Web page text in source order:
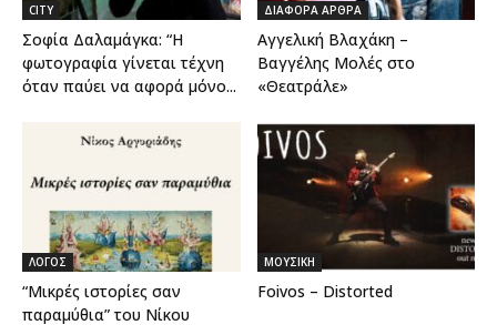
CITY
Σοφία Δαλαμάγκα: “Η
φωτογραφία γίνεται τέχνη
όταν παύει να αφορά μόνο...
ΔΙΑΦΟΡΑ ΑΡΘΡΑ
Αγγελική Βλαχάκη –
Βαγγέλης Μολές στο
«Θεατράλε»
ΛΟΓΟΣ
“Mικρές ιστορίες σαν
παραμύθια” του Νίκου
ΜΟΥΣΙΚΗ
Foivos – Distorted